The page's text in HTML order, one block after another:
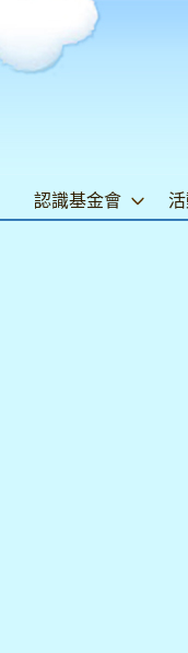
認識基金會